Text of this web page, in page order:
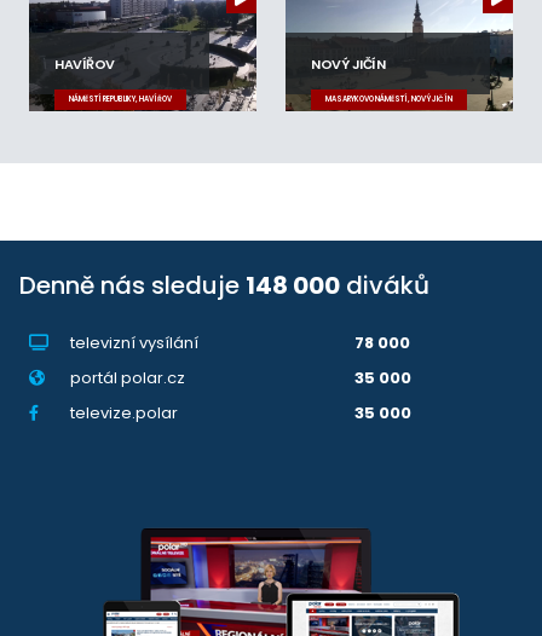
HAVÍŘOV
NÁMĚSTÍ REPUBLIKY, HAVÍŘOV
NOVÝ JIČÍN
MASARYKOVO NÁMĚSTÍ, NOVÝ JIČÍN
Denně nás sleduje 148 000 diváků
televizní vysílání
78 000
portál polar.cz
35 000
televize.polar
35 000